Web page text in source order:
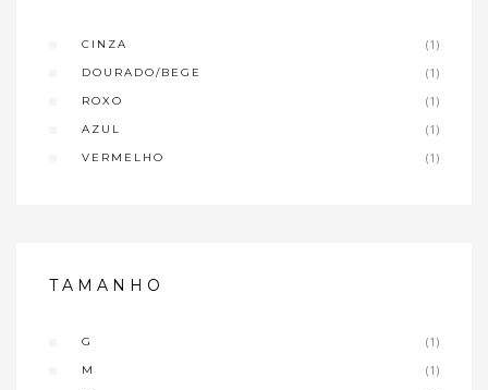
CINZA (1)
DOURADO/BEGE (1)
ROXO (1)
AZUL (1)
VERMELHO (1)
TAMANHO
G (1)
M (1)